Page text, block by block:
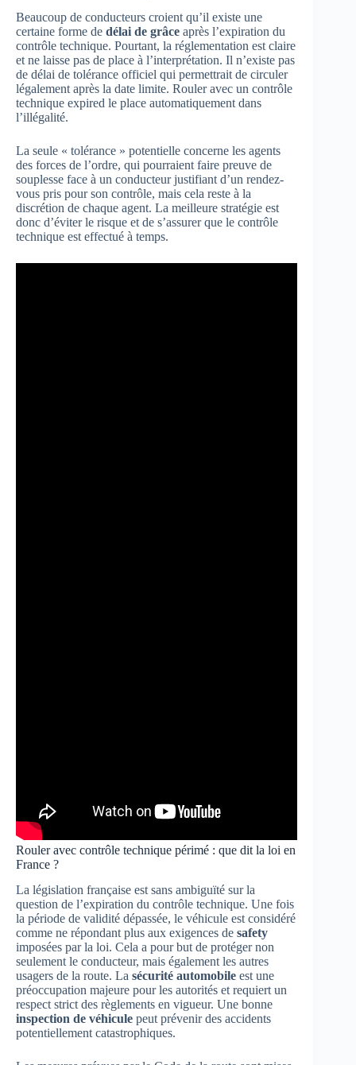
Beaucoup de conducteurs croient qu’il existe une
certaine forme de délai de grâce après l’expiration du
contrôle technique. Pourtant, la réglementation est claire
et ne laisse pas de place à l’interprétation. Il n’existe pas
de délai de tolérance officiel qui permettrait de circuler
légalement après la date limite. Rouler avec un contrôle
technique expired le place automatiquement dans
l’illégalité.
La seule « tolérance » potentielle concerne les agents
des forces de l’ordre, qui pourraient faire preuve de
souplesse face à un conducteur justifiant d’un rendez-
vous pris pour son contrôle, mais cela reste à la
discrétion de chaque agent. La meilleure stratégie est
donc d’éviter le risque et de s’assurer que le contrôle
technique est effectué à temps.
Rouler avec contrôle technique périmé : que dit la loi en
France ?
La législation française est sans ambiguïté sur la
question de l’expiration du contrôle technique. Une fois
la période de validité dépassée, le véhicule est considéré
comme ne répondant plus aux exigences de safety
imposées par la loi. Cela a pour but de protéger non
seulement le conducteur, mais également les autres
usagers de la route. La sécurité automobile est une
préoccupation majeure pour les autorités et requiert un
respect strict des règlements en vigueur. Une bonne
inspection de véhicule peut prévenir des accidents
potentiellement catastrophiques.